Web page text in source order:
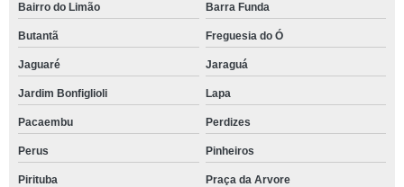
Bairro do Limão Barra Funda
Butantã Freguesia do Ó
Jaguaré Jaraguá
Jardim Bonfiglioli Lapa
Pacaembu Perdizes
Perus Pinheiros
Pirituba Praça da Arvore